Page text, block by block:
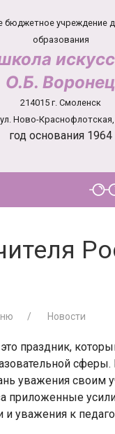
бюджетное учреждение
образования
О.Б. Воронец
214015 г. Смоленск
ул. Ново-
год основания 1964
Новости
праздник,
уважения своим
приложенные
и уважения к